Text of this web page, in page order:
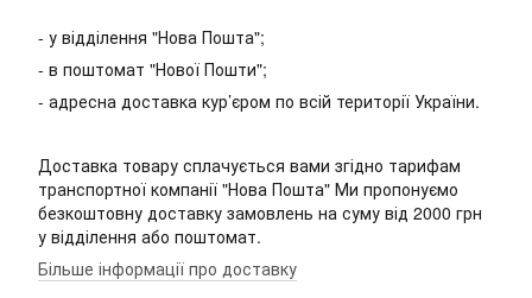
- у відділення "Нова Пошта";
- в поштомат "Нової Пошти";
- адресна доставка кур’єром по всій території України.
Доставка товару сплачується вами згідно тарифам
транспортної компанії "Нова Пошта" Ми пропонуємо
безкоштовну доставку замовлень на суму від 2000 грн
у відділення або поштомат.
Більше інформації про доставку